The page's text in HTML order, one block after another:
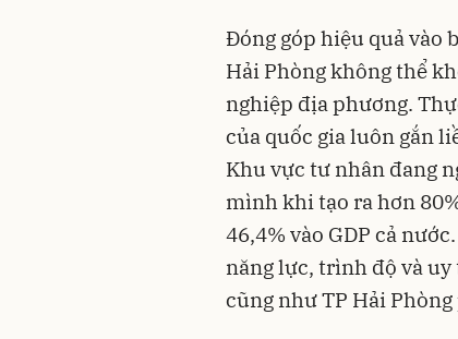
Đóng góp hiệu quả vào
Hải Phòng không thể
nghiệp địa phương.
của quốc gia luôn gắn
Khu vực tư nhân đang
mình khi tạo ra hơn
46,4% vào GDP cả
năng lực, trình độ và
cũng như TP Hải